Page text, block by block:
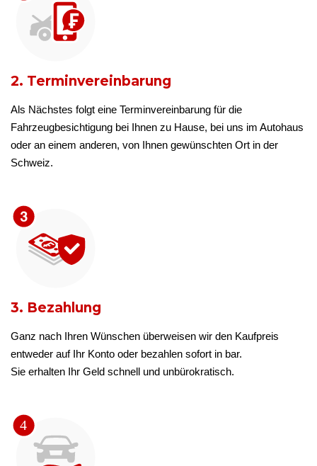
2. Terminvereinbarung
Als Nächstes folgt eine Terminvereinbarung für die
Fahrzeugbesichtigung bei Ihnen zu Hause, bei uns im Autohaus
oder an einem anderen, von Ihnen gewünschten Ort in der
Schweiz.
3. Bezahlung
Ganz nach Ihren Wünschen überweisen wir den Kaufpreis
entweder auf Ihr Konto oder bezahlen sofort in bar.
Sie erhalten Ihr Geld schnell und unbürokratisch.